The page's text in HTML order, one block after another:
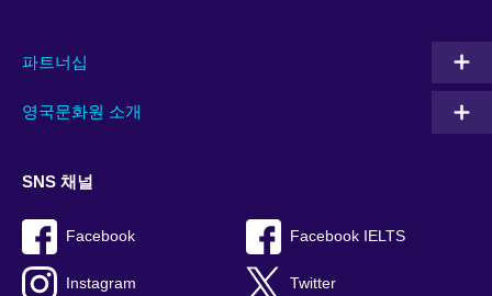
파트너십
영국문화원 소개
SNS 채널
Facebook Facebook IELTS
Instagram Twitter